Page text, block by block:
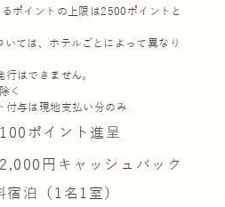
ポイントの上限は2500ポイントと
ては、ホテルごとによって異なり
はできません。
く
与は現地支払い分のみ
100ポイント進呈
2,000円キャッシュバック
泊（1名1室）